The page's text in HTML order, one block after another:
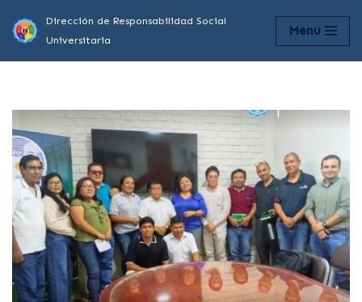
Saltar
al
Dirección de Responsabilidad Social
Universitaria
Menu